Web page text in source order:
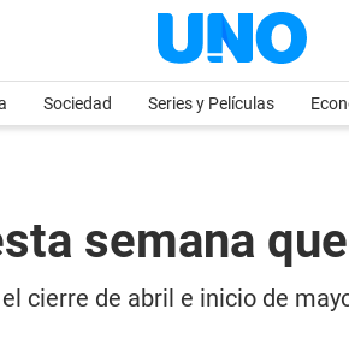
Sociedad Series y Películas
semana
cierre de abril e inicio de